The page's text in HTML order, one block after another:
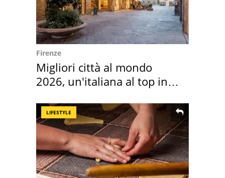
Firenze
Migliori città al mondo
2026, un'italiana al top in
LIFESTYLE